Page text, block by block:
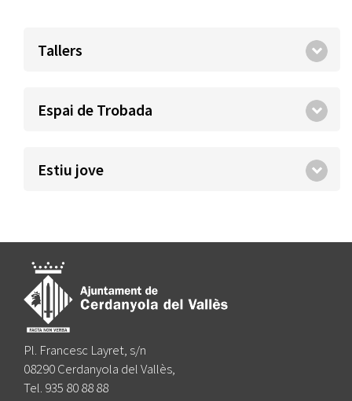
Tallers
Espai de Trobada
Estiu jove
Pl. Francesc Layret, s/n
08290 Cerdanyola del Vallès,
Tel. 935 80 88 88